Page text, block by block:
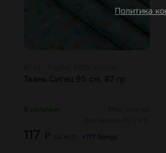
В наличии
Политика